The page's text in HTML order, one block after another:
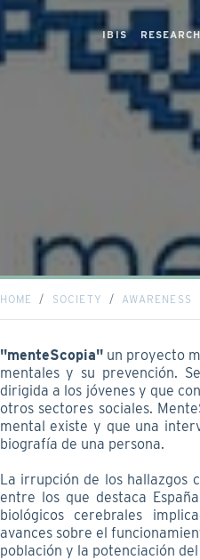
IBIS
HOME SOCIETY AWARENESS
"menteScopia"un proyecto
mentales y su prevención.
dirigida a los jóvenes y que
otros sectores sociales.
mental existe y que una
biografía de una persona.
La irrupción de los hallazgos
entre los que destaca
biológicos cerebrales
avances sobre el
población y la potenciación